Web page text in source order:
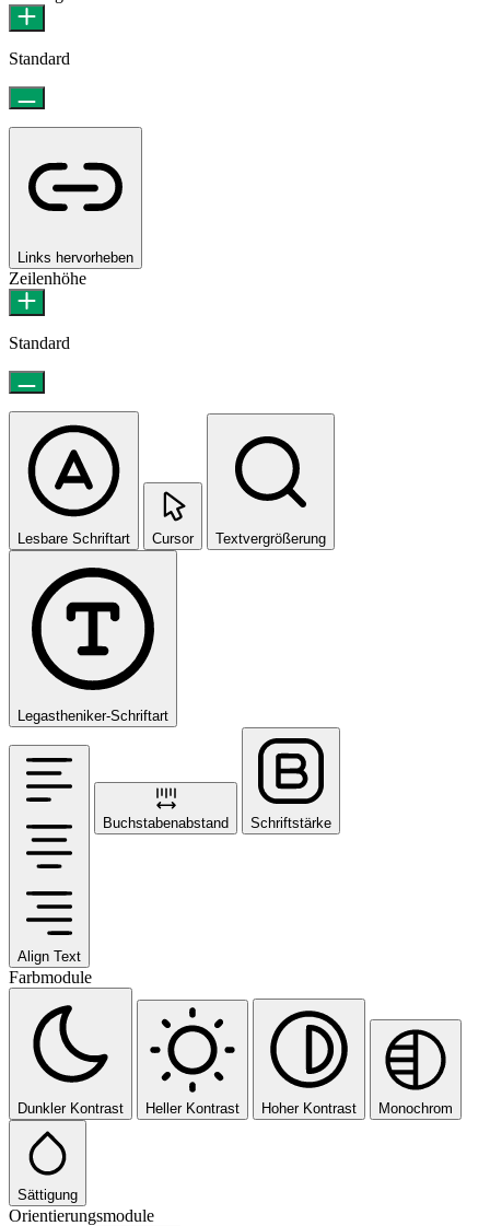
Standard
Links hervorheben
Zeilenhöhe
Standard
Lesbare Schriftart Cursor Textvergrößerung
Legastheniker-Schriftart
Align Text
Buchstabenabstand Schriftstärke
Farbmodule
Dunkler Kontrast Heller Kontrast Hoher Kontrast Monochrom
Sättigung
Orientierungsmodule